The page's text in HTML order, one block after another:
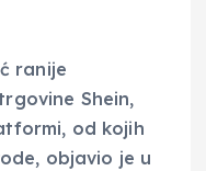
ranije
Shein,
od kojih
objavio je u